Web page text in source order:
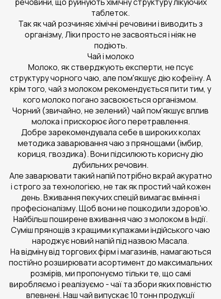
речовини, що руйнують хімічну структуру лікуючих
таблеток.
Так як чай розчиняє хімічні речовини і виводить з
організму, Ліки просто не засвояться і ніяк не
подіють.
Чай і молоко
Молоко, як стверджують експерти, не псує
структуру чорного чаю, але пом'якшує дію кофеїну. А
крім того, чай з молоком рекомендується пити тим, у
кого молоко погано засвоюється організмом.
Чорний (звичайно, не зелений) чай пом'якшує вплив
молока і прискорює його перетравлення.
Добре зарекомендувала себе в широких колах
методика заварювання чаю з прянощами (імбир,
кориця, гвоздика). Вони підсилюють корисну дію
дубильних речовин.
Але заварювати такий напій потрібно вкрай акуратно
і строго за технологією, не так як простий чай кожен
день. Вживання пекучих спецій вимагає вміння і
професіоналізму. Щоб вони не пошкодили здоров'ю.
Найбільш поширене вживання чаю з молоком в Індії.
Суміш прянощів з кращими купажами індійського чаю
народжує новий напій під назвою Масала.
На відміну від торгових фірм і магазинів, намагаються
постійно розширювати асортимент до максимальних
розмірів, ми пропонуємо тільки те, що самі
виробляємо і реалізуємо - чаї та збори яких повністю
впевнені. Наш чай випускає 10 тонн продукції